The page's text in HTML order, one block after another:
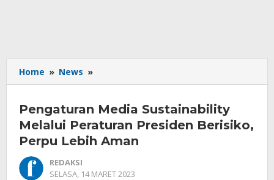
Home » News »
Media
Melalui
Peraturan
Presiden
Berisiko,
Lebih
Pengaturan Media Sustainability
Melalui Peraturan Presiden Berisiko,
Perpu Lebih Aman
REDAKSI
SELASA, 14 MARET 2023